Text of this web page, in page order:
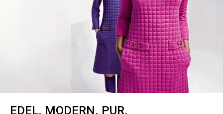
EDEL. MODERN. PUR.